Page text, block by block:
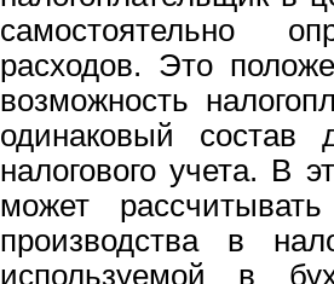
самостоятельно
расходов. Это
возможность
одинаковый состав
налогового учета. В
может
производства в
используемой в